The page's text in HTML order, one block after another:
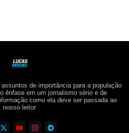
de importância para a população
ênfase em um jornalismo sério e de
como ela deve ser passada ao
nosso leitor